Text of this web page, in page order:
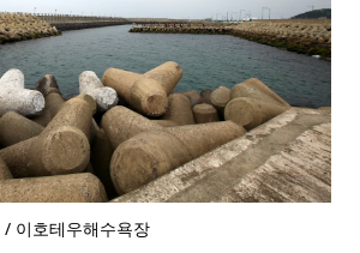
이호테우해수욕장